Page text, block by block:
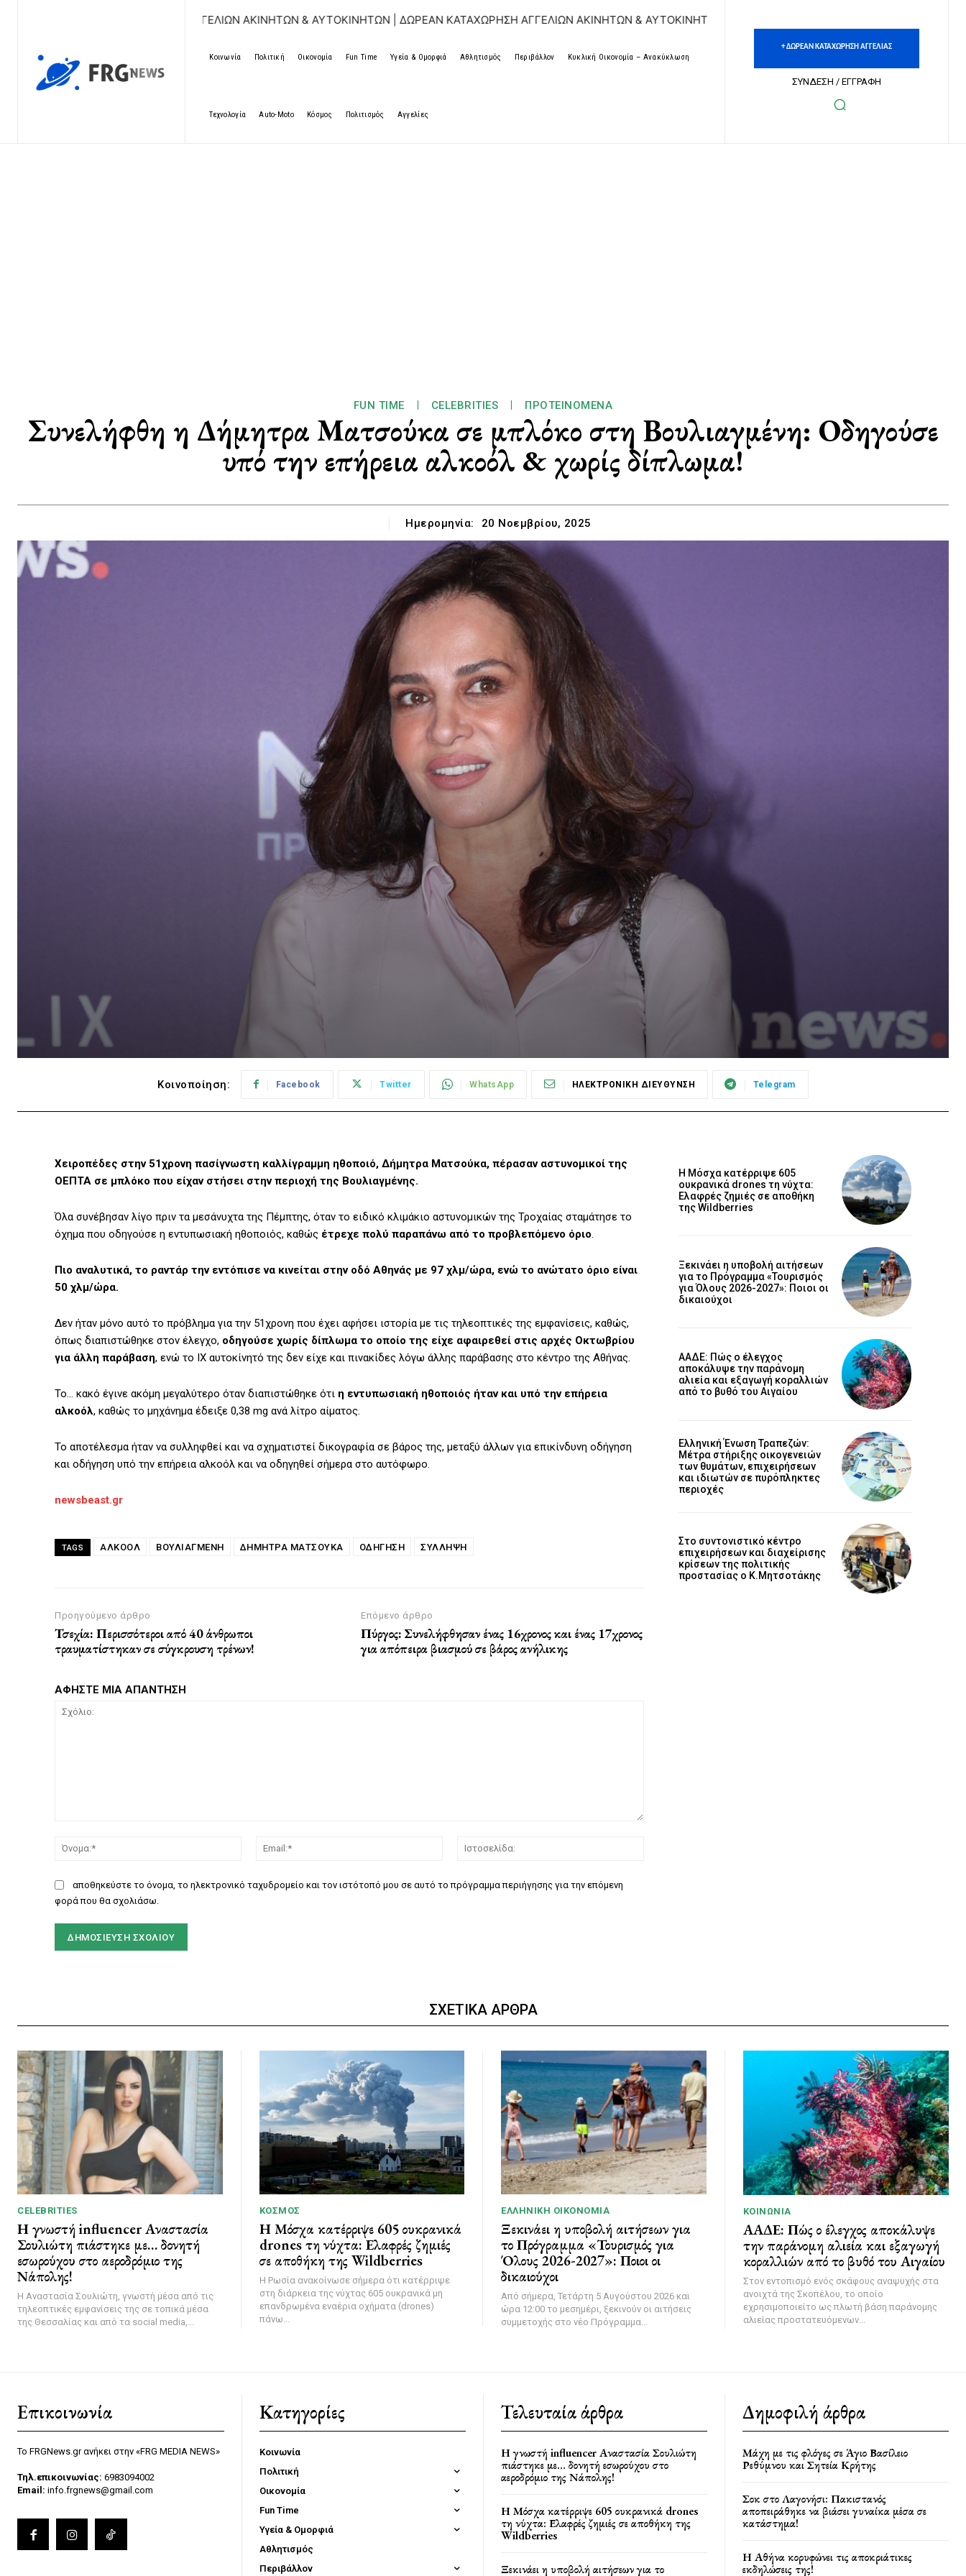
ΔΩΡΕΑΝ ΚΑΤΑΧΩΡΗΣΗ ΑΓΓΕΛΙΩΝ ΑΚΙΝΗΤΩΝ & ΑΥΤΟΚΙΝΗΤΩΝ | ΔΩΡΕΑΝ ΚΑΤΑΧΩΡΗΣΗ ΑΓΓΕΛΙΩΝ ΑΚΙΝΗΤΩΝ & ΑΥΤΟΚΙΝΗΤΩΝ | ΔΩΡΕΑΝ ΚΑΤΑΧΩΡΗΣΗ ΑΓΓΕΛΙΩΝ ΑΚΙΝΗΤΩΝ &
Κοινωνία Πολιτική Οικονομία Fun Time Υγεία & Ομορφιά Αθλητισμός Περιβάλλον Κυκλική Οικονομία – Ανακύκλωση
Τεχνολογία Auto-Moto Κόσμος Πολιτισμός Αγγελίες
+ ΔΩΡΕΑΝ ΚΑΤΑΧΩΡΗΣΗ ΑΓΓΕΛΙΑΣ
ΣΥΝΔΕΣΗ / ΕΓΓΡΑΦΗ
FUN TIME CELEBRITIES ΠΡΟΤΕΙΝΌΜΕΝΑ
Συνελήφθη η Δήμητρα Ματσούκα σε μπλόκο στη Βουλιαγμένη: Οδηγούσε
υπό την επήρεια αλκοόλ & χωρίς δίπλωμα!
Ημερομηνία: 20 Νοεμβρίου, 2025
Κοινοποίηση: Facebook Twitter WhatsApp ΗΛΕΚΤΡΟΝΙΚΗ ΔΙΕΥΘΥΝΣΗ Telegram
Χειροπέδες στην 51χρονη πασίγνωστη καλλίγραμμη ηθοποιό, Δήμητρα Ματσούκα, πέρασαν αστυνομικοί της
ΟΕΠΤΑ σε μπλόκο που είχαν στήσει στην περιοχή της Βουλιαγμένης.
Όλα συνέβησαν λίγο πριν τα μεσάνυχτα της Πέμπτης, όταν το ειδικό κλιμάκιο αστυνομικών της Τροχαίας σταμάτησε το
όχημα που οδηγούσε η εντυπωσιακή ηθοποιός, καθώς έτρεχε πολύ παραπάνω από το προβλεπόμενο όριο.
Πιο αναλυτικά, το ραντάρ την εντόπισε να κινείται στην οδό Αθηνάς με 97 χλμ/ώρα, ενώ το ανώτατο όριο είναι
50 χλμ/ώρα.
Δεν ήταν μόνο αυτό το πρόβλημα για την 51χρονη που έχει αφήσει ιστορία με τις τηλεοπτικές της εμφανίσεις, καθώς,
όπως διαπιστώθηκε στον έλεγχο, οδηγούσε χωρίς δίπλωμα το οποίο της είχε αφαιρεθεί στις αρχές Οκτωβρίου
για άλλη παράβαση, ενώ το ΙΧ αυτοκίνητό της δεν είχε και πινακίδες λόγω άλλης παράβασης στο κέντρο της Αθήνας.
Το… κακό έγινε ακόμη μεγαλύτερο όταν διαπιστώθηκε ότι η εντυπωσιακή ηθοποιός ήταν και υπό την επήρεια
αλκοόλ, καθώς το μηχάνημα έδειξε 0,38 mg ανά λίτρο αίματος.
Το αποτέλεσμα ήταν να συλληφθεί και να σχηματιστεί δικογραφία σε βάρος της, μεταξύ άλλων για επικίνδυνη οδήγηση
και οδήγηση υπό την επήρεια αλκοόλ και να οδηγηθεί σήμερα στο αυτόφωρο.
newsbeast.gr
TAGS ΑΛΚΟΌΛ ΒΟΥΛΙΑΓΜΈΝΗ ΔΉΜΗΤΡΑ ΜΑΤΣΟΎΚΑ ΟΔΗΓΗΣΗ ΣΥΛΛΗΨΗ
Προηγούμενο άρθρο
Τσεχία: Περισσότεροι από 40 άνθρωποι
τραυματίστηκαν σε σύγκρουση τρένων!
Επόμενο άρθρο
Πύργος: Συνελήφθησαν ένας 16χρονος και ένας 17χρονος
για απόπειρα βιασμού σε βάρος ανήλικης
ΑΦΗΣΤΕ ΜΙΑ ΑΠΑΝΤΗΣΗ
Όνομα:*
Email:*
αποθηκεύστε το όνομα, το ηλεκτρονικό ταχυδρομείο και τον ιστότοπό μου σε αυτό το πρόγραμμα περιήγησης για την επόμενη
φορά που θα σχολιάσω.
Η Μόσχα κατέρριψε 605
ουκρανικά drones τη νύχτα:
Ελαφρές ζημιές σε αποθήκη
της Wildberries
Ξεκινάει η υποβολή αιτήσεων
για το Πρόγραμμα «Τουρισμός
για Όλους 2026-2027»: Ποιοι οι
δικαιούχοι
ΑΑΔΕ: Πώς ο έλεγχος
αποκάλυψε την παράνομη
αλιεία και εξαγωγή κοραλλιών
από το βυθό του Αιγαίου
Ελληνική Ένωση Τραπεζών:
Μέτρα στήριξης οικογενειών
των θυμάτων, επιχειρήσεων
και ιδιωτών σε πυρόπληκτες
περιοχές
Στο συντονιστικό κέντρο
επιχειρήσεων και διαχείρισης
κρίσεων της πολιτικής
προστασίας ο Κ.Μητσοτάκης
ΣΧΕΤΙΚΑ ΑΡΘΡΑ
CELEBRITIES
Η γνωστή influencer Αναστασία
Σουλιώτη πιάστηκε με… δονητή
εσωρούχου στο αεροδρόμιο της
Νάπολης!
Η Αναστασία Σουλιώτη, γνωστή μέσα από τις
τηλεοπτικές εμφανίσεις της σε τοπικά μέσα
της Θεσσαλίας και από τα social media,...
ΚΌΣΜΟΣ
Η Μόσχα κατέρριψε 605 ουκρανικά
drones τη νύχτα: Ελαφρές ζημιές
σε αποθήκη της Wildberries
Η Ρωσία ανακοίνωσε σήμερα ότι κατέρριψε
στη διάρκεια της νύχτας 605 ουκρανικά μη
επανδρωμένα εναέρια οχήματα (drones)
πάνω...
ΕΛΛΗΝΙΚΉ ΟΙΚΟΝΟΜΊΑ
Ξεκινάει η υποβολή αιτήσεων για
το Πρόγραμμα «Τουρισμός για
Όλους 2026-2027»: Ποιοι οι
δικαιούχοι
Από σήμερα, Τετάρτη 5 Αυγούστου 2026 και
ώρα 12:00 το μεσημέρι, ξεκινούν οι αιτήσεις
συμμετοχής στο νέο Πρόγραμμα...
ΚΟΙΝΩΝΊΑ
ΑΑΔΕ: Πώς ο έλεγχος αποκάλυψε
την παράνομη αλιεία και εξαγωγή
κοραλλιών από το βυθό του Αιγαίου
Στον εντοπισμό ενός σκάφους αναψυχής στα
ανοιχτά της Σκοπέλου, το οποίο
εχρησιμοποιείτο ως πλωτή βάση παράνομης
αλιείας προστατευόμενων...
Επικοινωνία
Το FRGNews.gr ανήκει στην «FRG MEDIA NEWS»
Τηλ.επικοινωνίας: 6983094002
Email: info.frgnews@gmail.com
Κατηγορίες
Κοινωνία
Πολιτική
Οικονομία
Fun Time
Υγεία & Ομορφιά
Αθλητισμός
Περιβάλλον
Τελευταία άρθρα
Η γνωστή influencer Αναστασία Σουλιώτη
πιάστηκε με… δονητή εσωρούχου στο
αεροδρόμιο της Νάπολης!
Η Μόσχα κατέρριψε 605 ουκρανικά drones
τη νύχτα: Ελαφρές ζημιές σε αποθήκη της
Wildberries
Ξεκινάει η υποβολή αιτήσεων για το
Δημοφιλή άρθρα
Μάχη με τις φλόγες σε Άγιο Βασίλειο
Ρεθύμνου και Σητεία Κρήτης
Σοκ στο Λαγονήσι: Πακιστανός
αποπειράθηκε να βιάσει γυναίκα μέσα σε
κατάστημα!
Η Αθήνα κορυφώνει τις αποκριάτικες
εκδηλώσεις της!